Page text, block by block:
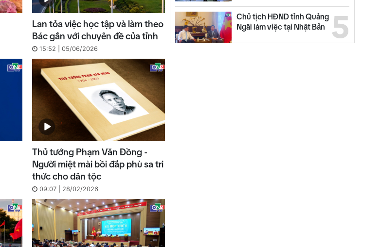
Lan tỏa việc học tập và làm theo
Bác gắn với chuyên đề của tỉnh
15:52 | 05/06/2026
Thủ tướng Phạm Văn Đồng -
Người miệt mài bồi đắp phù sa tri
thức cho dân tộc
09:07 | 28/02/2026
5
Chủ tịch HĐND tỉnh Quảng
Ngãi làm việc tại Nhật Bản